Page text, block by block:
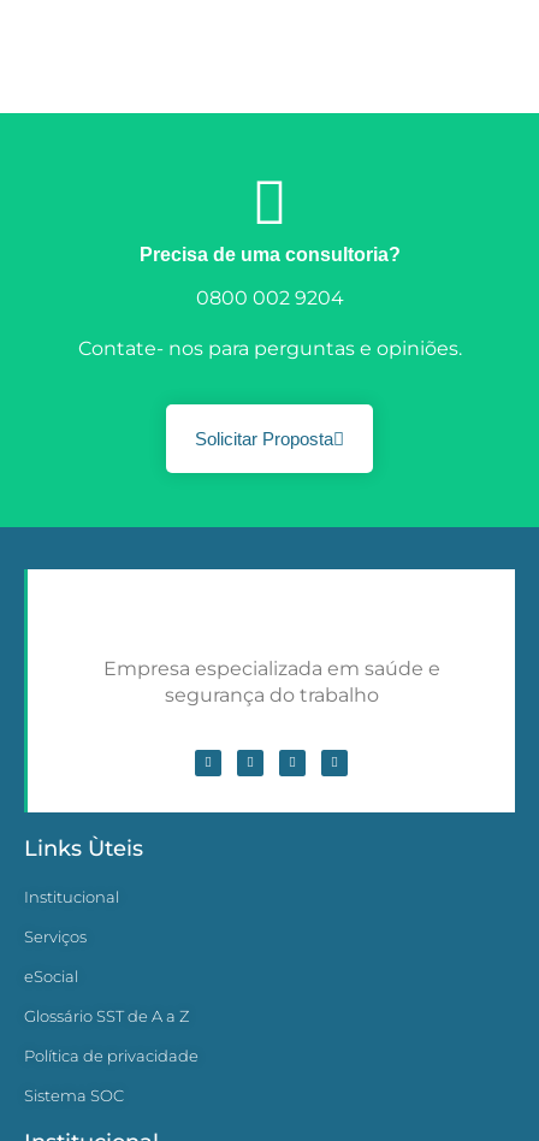
Precisa de uma consultoria?
0800 002 9204
Contate- nos para perguntas e opiniões.
Solicitar Proposta
Empresa especializada em saúde e
segurança do trabalho
Links Ùteis
Institucional
Serviços
eSocial
Glossário SST de A a Z
Política de privacidade
Sistema SOC